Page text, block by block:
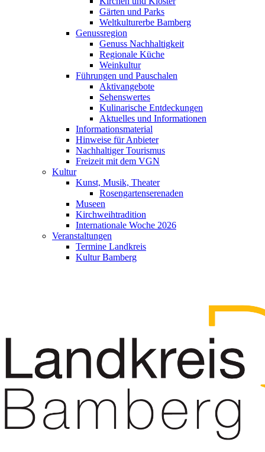
Gärten und Parks
Weltkulturerbe Bamberg
Genussregion
Genuss Nachhaltigkeit
Regionale Küche
Weinkultur
Führungen und Pauschalen
Aktivangebote
Sehenswertes
Kulinarische Entdeckungen
Aktuelles und Informationen
Informationsmaterial
Hinweise für Anbieter
Nachhaltiger Tourismus
Freizeit mit dem VGN
Kultur
Kunst, Musik, Theater
Rosengartenserenaden
Museen
Kirchweihtradition
Internationale Woche 2026
Veranstaltungen
Termine Landkreis
Kultur Bamberg